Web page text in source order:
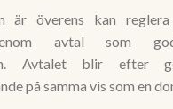
är överens kan
avtal som
Avtalet blir efter
på samma vis som en